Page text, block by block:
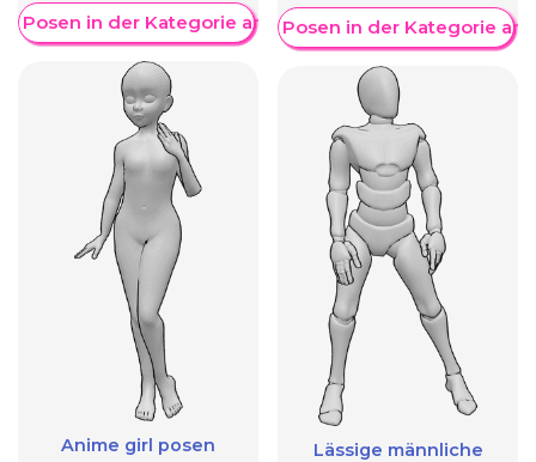
Posen in der Kategorie anzeigen
Anime girl posen
Weitere Posen in der Kategorie
Lässige männliche